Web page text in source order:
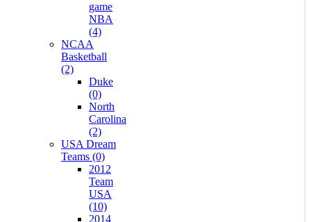
game
NBA
(4)
NCAA
Basketball
(2)
Duke
(0)
North
Carolina
(2)
USA Dream
Teams (0)
2012
Team
USA
(10)
2014